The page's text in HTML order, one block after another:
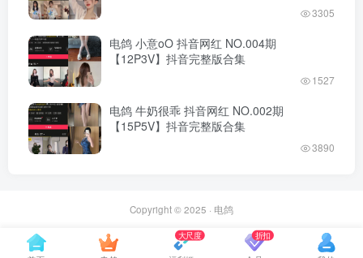
3305
电鸽 小意oO 抖音网红 NO.004期
【12P3V】抖音完整版合集
1527
电鸽 牛奶很乖 抖音网红 NO.002期
【15P5V】抖音完整版合集
3890
Copyright © 2025 · 电鸽
大尺度 折扣